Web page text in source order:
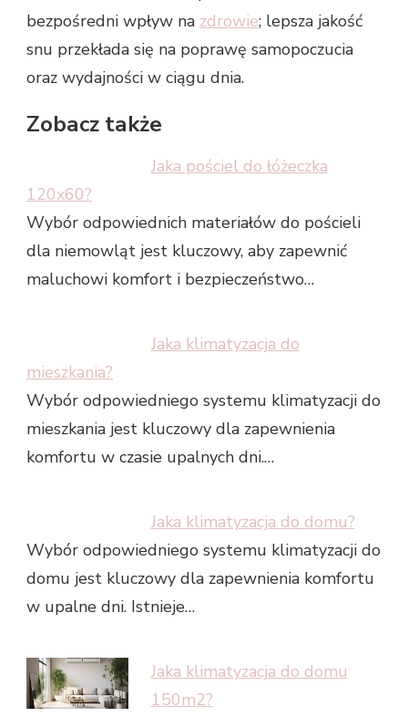
bezpośredni wpływ na zdrowie; lepsza jakość
snu przekłada się na poprawę samopoczucia
oraz wydajności w ciągu dnia.
Zobacz także
Jaka pościel do łóżeczka
120x60?
Wybór odpowiednich materiałów do pościeli
dla niemowląt jest kluczowy, aby zapewnić
maluchowi komfort i bezpieczeństwo…
Jaka klimatyzacja do
mieszkania?
Wybór odpowiedniego systemu klimatyzacji do
mieszkania jest kluczowy dla zapewnienia
komfortu w czasie upalnych dni.…
Jaka klimatyzacja do domu?
Wybór odpowiedniego systemu klimatyzacji do
domu jest kluczowy dla zapewnienia komfortu
w upalne dni. Istnieje…
Jaka klimatyzacja do domu
150m2?